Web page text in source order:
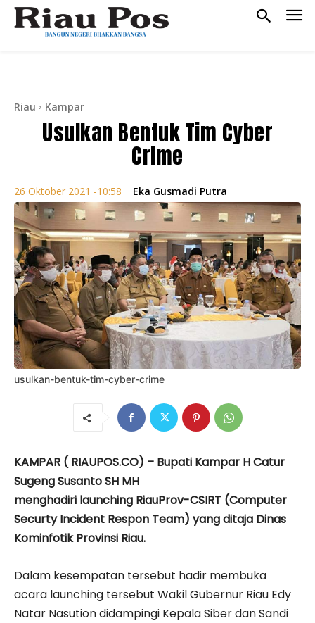
Riau Kampar
Usulkan Bentuk Tim Cyber
Crime
26 Oktober 2021 -10:58 | Eka Gusmadi Putra
usulkan-bentuk-tim-cyber-crime
KAMPAR ( RIAUPOS.CO) – Bupati Kampar H Catur
Sugeng Susanto SH MH
menghadiri launching RiauProv-CSIRT (Computer
Securty Incident Respon Team) yang ditaja Dinas
Kominfotik Provinsi Riau.
Dalam kesempatan tersebut hadir membuka
acara launching tersebut Wakil Gubernur Riau Edy
Natar Nasution didampingi Kepala Siber dan Sandi